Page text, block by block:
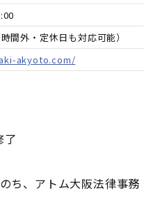
間外・定休日も対応可能）
akyoto.com/
了
ち、アトム大阪法律事務